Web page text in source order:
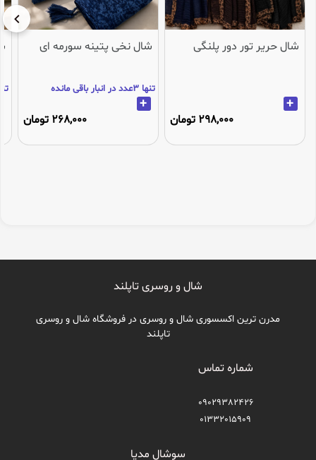
شال حریر تور دور پلنگی
+
298,000 تومان
شال نخی پتینه سورمه ای
تنها 3عدد در انبار باقی مانده
+
268,000 تومان
تنها 2عدد
شال و روسری تاپلند
مدرن ترین اکسسوری شال و روسری در فروشگاه شال و روسری
تاپلند
شماره تماس
09029382426
01332015909
سوشال مدیا